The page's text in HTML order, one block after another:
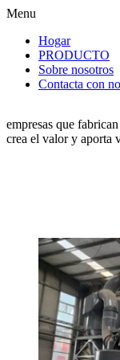
Menu
Hogar
PRODUCTO
Sobre nosotros
Contacta con
empresas que
crea el valor y aporta